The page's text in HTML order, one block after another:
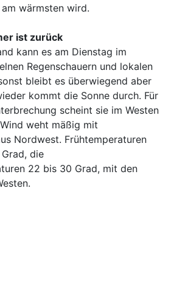
wärmsten wird.
ist zurück
kann es am Dienstag im
Regenschauern und lokalen
bleibt es überwiegend aber
kommt die Sonne durch. Für
scheint sie im Westen
weht mäßig mit
Nordwest. Frühtemperaturen
die
22 bis 30 Grad, mit den